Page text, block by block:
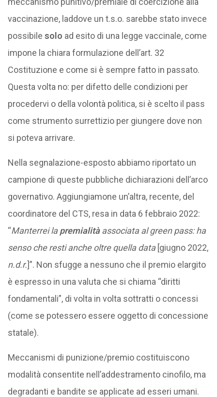
vaccinazione, laddove un t.s.o. sarebbe stato invece
possibile solo ad esito di una legge vaccinale, come
impone la chiara formulazione dell’art. 32
Costituzione e come si è sempre fatto in passato.
Questa volta no: per difetto delle condizioni per
procedervi o della volontà politica, si è scelto il pass
come strumento surrettizio per giungere dove non
si poteva arrivare.
Nella segnalazione-esposto abbiamo riportato un
campione di queste pubbliche dichiarazioni dell’arco
governativo. Aggiungiamone un’altra, recente, del
coordinatore del CTS, resa in data 6 febbraio 2022:
“Manterrei lapremialitàassociata al green pass: ha
senso che resti anche oltre quella data[giugno 2022,
n.d.r.]”. Non sfugge a nessuno che il premio elargito
è espresso in una valuta che si chiama “diritti
fondamentali”, di volta in volta sottratti o concessi
(come se potessero essere oggetto di concessione
statale).
Meccanismi di punizione/premio costituiscono
modalità consentite nell’addestramento cinofilo, ma
degradanti e bandite se applicate ad esseri umani.